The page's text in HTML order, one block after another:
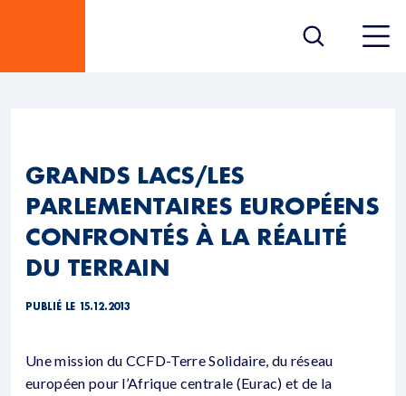
GRANDS LACS/LES
PARLEMENTAIRES EUROPÉENS
CONFRONTÉS À LA RÉALITÉ
DU TERRAIN
PUBLIÉ LE 15.12.2013
Une mission du CCFD-Terre Solidaire, du réseau
européen pour l’Afrique centrale (Eurac) et de la